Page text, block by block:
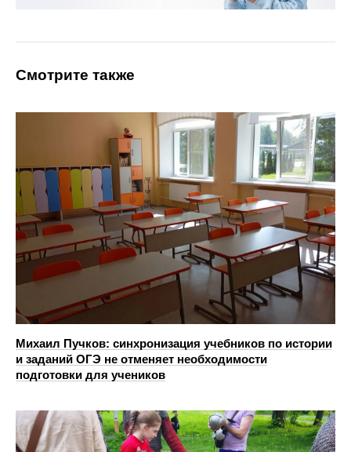
Смотрите также
Михаил Пучков: cинхронизация учебников по истории
и заданий ОГЭ не отменяет необходимости
подготовки для учеников